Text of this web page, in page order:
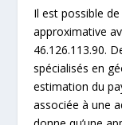
Il est possible
approximative
46.126.113.90.
spécialisés en
estimation du
associée à une